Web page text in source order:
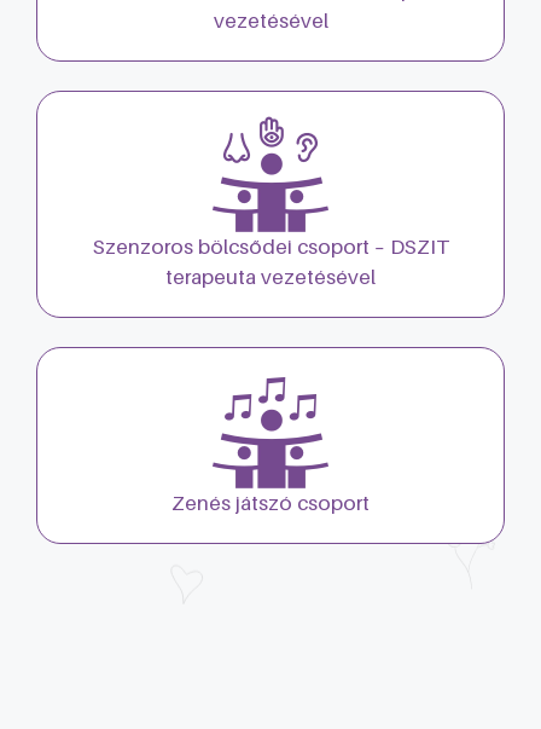
vezetésével
Szenzoros bölcsődei csoport – DSZIT
terapeuta vezetésével
Zenés játszó csoport